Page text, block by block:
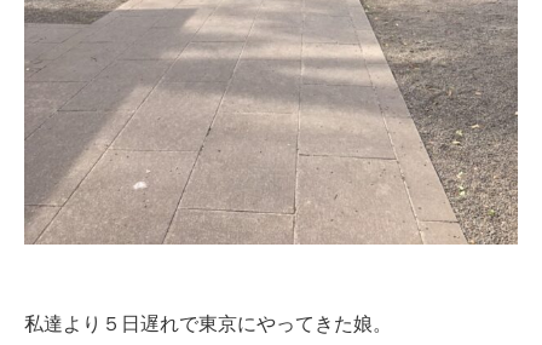
私達より５日遅れで東京にやってきた娘。